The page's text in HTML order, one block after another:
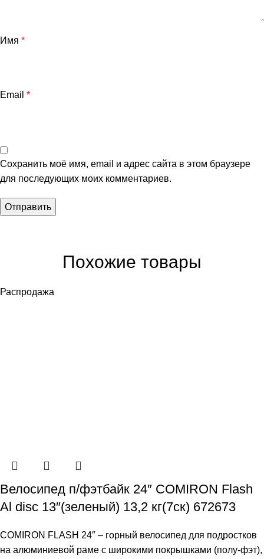
Имя *
Email *
Сохранить моё имя, email и адрес сайта в этом браузере
для последующих моих комментариев.
Похожие товары
Распродажа
Велосипед п/фэтбайк 24″ COMIRON Flash
Al disc 13″(зеленый) 13,2 кг(7ск) 672673
COMIRON FLASH 24″ – горный велосипед для подростков
на алюминиевой раме с широкими покрышками (полу-фэт),